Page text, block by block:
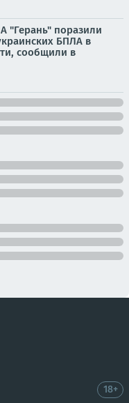
поразили
БПЛА в
сообщили в
18+